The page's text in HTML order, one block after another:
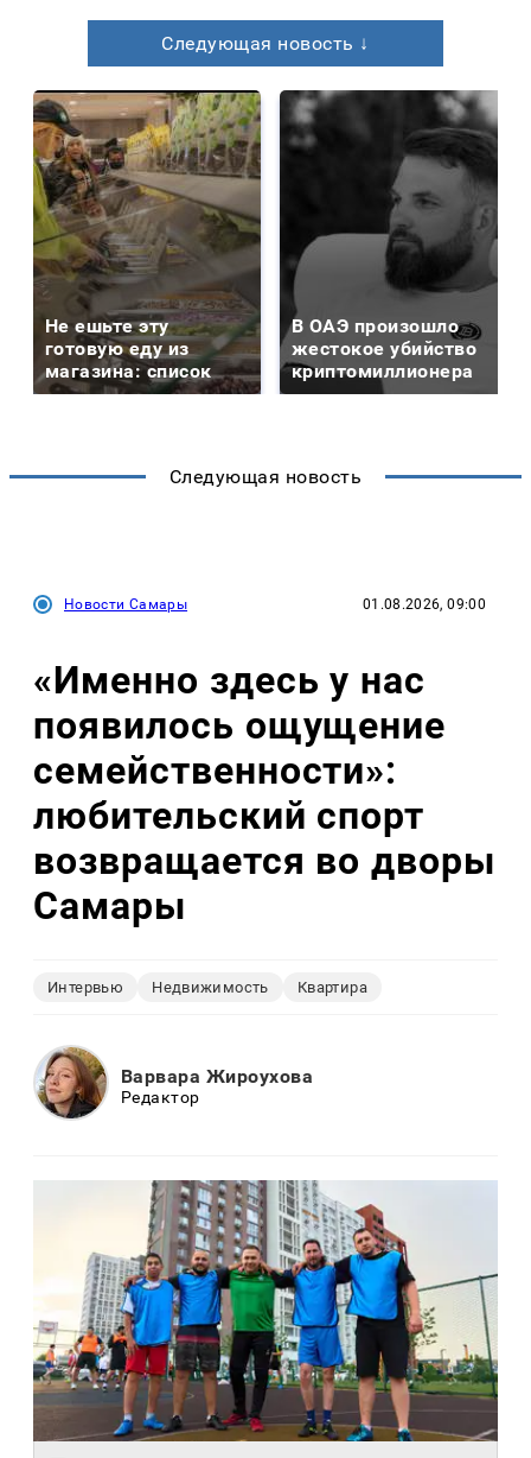
Следующая новость ↓
Не ешьте эту
готовую еду из
магазина: список
В ОАЭ произошло
жестокое убийство
криптомиллионера
Следующая новость
Новости Самары 01.08.2026, 09:00
«Именно здесь у нас
появилось ощущение
семейственности»:
любительский спорт
возвращается во дворы
Самары
Интервью Недвижимость Квартира
Варвара Жироухова
Редактор